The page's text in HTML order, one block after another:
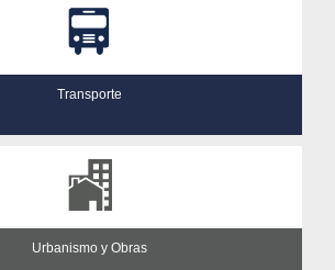
Transporte
Urbanismo y Obras